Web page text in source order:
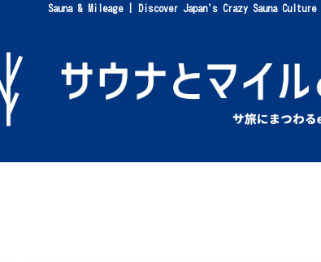
Sauna & Mileage | Discover Japan's Crazy Sauna Culture